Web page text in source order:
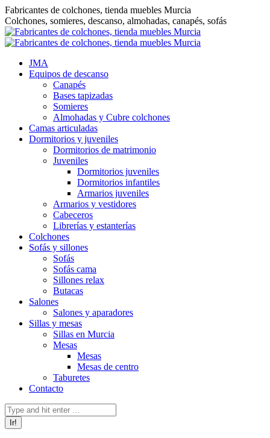
Saltar
al
contenido
Fabricantes de colchones, tienda muebles Murcia
Colchones, somieres, descanso, almohadas, canapés, sofás
JMA
Equipos de descanso
Canapés
Bases tapizadas
Somieres
Almohadas y Cubre colchones
Camas articuladas
Dormitorios y juveniles
Dormitorios de matrimonio
Juveniles
Dormitorios juveniles
Dormitorios infantiles
Armarios juveniles
Armarios y vestidores
Cabeceros
Librerías y estanterías
Colchones
Sofás y sillones
Sofás
Sofás cama
Sillones relax
Butacas
Salones
Salones y aparadores
Sillas y mesas
Sillas en Murcia
Mesas
Mesas
Mesas de centro
Taburetes
Contacto
Buscar: